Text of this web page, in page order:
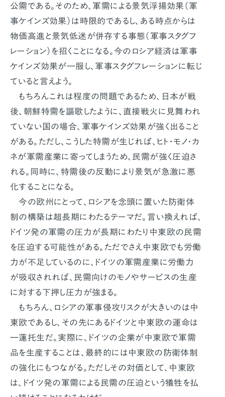
公需である。そのため、軍需による景気浮揚効果（軍
事ケインズ効果）は時限的であるし、ある時点からは
物価高進と景気低迷が併存する事態（軍事スタグフ
レーション）を招くことになる。今のロシア経済は軍事
ケインズ効果が一服し、軍事スタグフレーションに転じ
ていると言えよう。
もちろんこれは程度の問題であるため、日本が戦
後、朝鮮特需を謳歌したように、直接戦火に見舞われ
ていない国の場合、軍事ケインズ効果が強く出ること
がある。ただし、こうした特需が生じれば、ヒト・モノ・カ
ネが軍需産業に寄ってしまうため、民需が強く圧迫さ
れる。同時に、特需後の反動により景気が急激に悪
化することになる。
今の欧州にとって、ロシアを念頭に置いた防衛体
制の構築は超長期にわたるテーマだ。言い換えれば、
ドイツ発の軍需の圧力が長期にわたり中東欧の民需
を圧迫する可能性がある。ただでさえ中東欧でも労働
力が不足しているのに、ドイツの軍需産業に労働力
が吸収されれば、民需向けのモノやサービスの生産
に対する下押し圧力が強まる。
もちろん、ロシアの軍事侵攻リスクが大きいのは中
東欧であるし、その先にあるドイツと中東欧の運命は
一蓮托生だ。実際に、ドイツの企業が中東欧で軍需
品を生産することは、最終的には中東欧の防衛体制
の強化にもつながる。ただしその対価として、中東欧
は、ドイツ発の軍需による民需の圧迫という犠牲を払